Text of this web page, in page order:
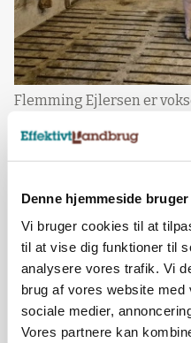
Denne hjemmeside
Vi bruger cookies til at
til at vise dig funktioner til
analysere vores trafik. Vi
brug af vores website med
sociale medier,
Vores partnere kan
Flemming Ejlersen er
Det spår
første beretning
Til marts næste år skal
aflægge sin første
Landboforeningen
- Jeg håber, at jeg kan
langt med den grønne